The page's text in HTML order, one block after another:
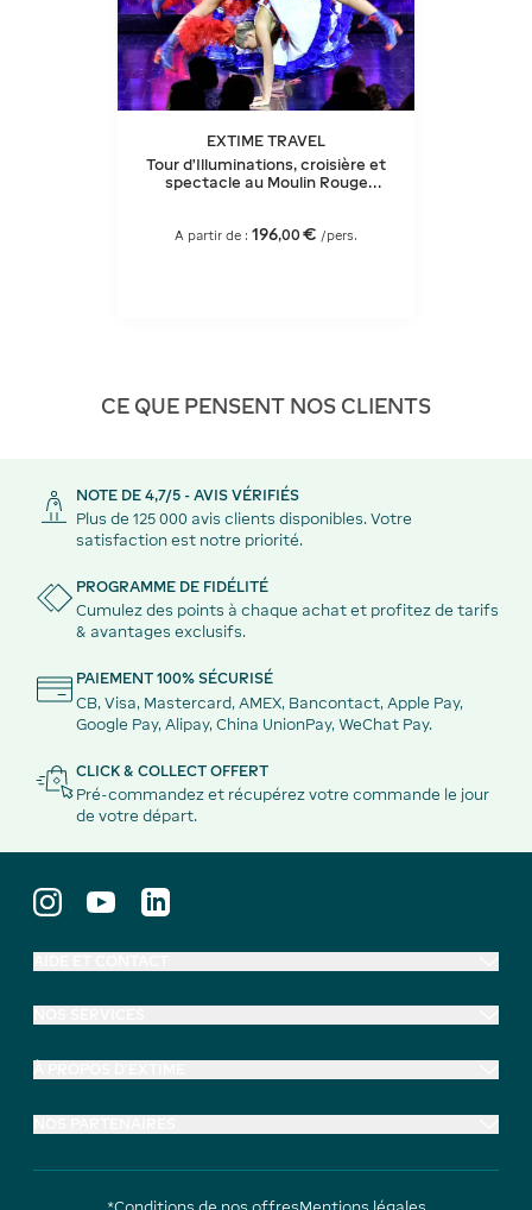
EXTIME TRAVEL
Tour d'Illuminations, croisière et
spectacle au Moulin Rouge
A partir de : 196,00 € /pers.
CE QUE PENSENT NOS CLIENTS
NOTE DE 4,7/5 - AVIS VÉRIFIÉS
Plus de 125 000 avis clients disponibles. Votre
satisfaction est notre priorité.
PROGRAMME DE FIDÉLITÉ
Cumulez des points à chaque achat et profitez de tarifs
& avantages exclusifs.
PAIEMENT 100% SÉCURISÉ
CB, Visa, Mastercard, AMEX, Bancontact, Apple Pay,
Google Pay, Alipay, China UnionPay, WeChat Pay.
CLICK & COLLECT OFFERT
Pré-commandez et récupérez votre commande le jour
de votre départ.